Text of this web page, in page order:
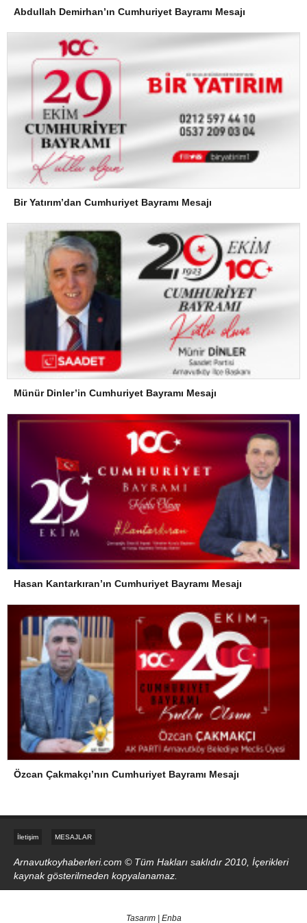
Abdullah Demirhan’ın Cumhuriyet Bayramı Mesajı
Bir Yatırım’dan Cumhuriyet Bayramı Mesajı
Münür Dinler’in Cumhuriyet Bayramı Mesajı
Hasan Kantarkıran’ın Cumhuriyet Bayramı Mesajı
Özcan Çakmakçı’nın Cumhuriyet Bayramı Mesajı
İletişim MESAJLAR
Arnavutkoyhaberleri.com © Tüm Hakları saklıdır 2010, İçerikleri
kaynak gösterilmeden kopyalanamaz.
Tasarım | Enba